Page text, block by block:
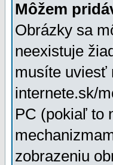
Môžem
Obrázky sa
neexistuje
musíte uviesť
internete.sk/
PC (pokiaľ to
zobrazeniu